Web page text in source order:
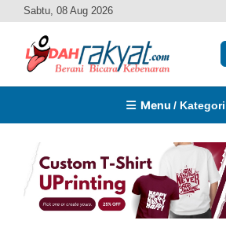
Sabtu, 08 Aug 2026
Menu / Kategori